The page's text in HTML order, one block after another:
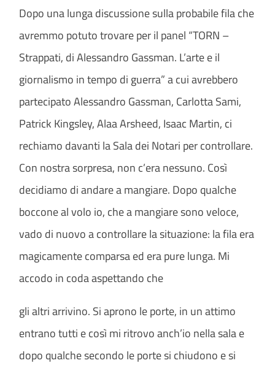
Dopo una lunga discussione sulla probabile fila che
avremmo potuto trovare per il panel “TORN –
Strappati, di Alessandro Gassman. L’arte e il
giornalismo in tempo di guerra” a cui avrebbero
partecipato Alessandro Gassman, Carlotta Sami,
Patrick Kingsley, Alaa Arsheed, Isaac Martin, ci
rechiamo davanti la Sala dei Notari per controllare.
Con nostra sorpresa, non c’era nessuno. Così
decidiamo di andare a mangiare. Dopo qualche
boccone al volo io, che a mangiare sono veloce,
vado di nuovo a controllare la situazione: la fila era
magicamente comparsa ed era pure lunga. Mi
accodo in coda aspettando che
gli altri arrivino. Si aprono le porte, in un attimo
entrano tutti e così mi ritrovo anch’io nella sala e
dopo qualche secondo le porte si chiudono e si